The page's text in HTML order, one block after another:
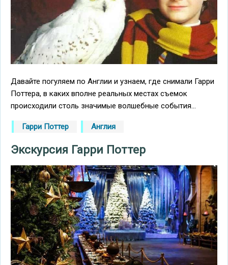
Давайте погуляем по Англии и узнаем, где снимали Гарри
Поттера, в каких вполне реальных местах съемок
происходили столь значимые волшебные события...
Гарри Поттер Англия
Экскурсия Гарри Поттер